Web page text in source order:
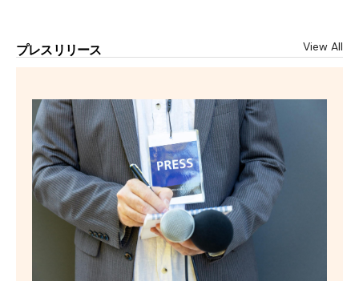
プレスリリース View All